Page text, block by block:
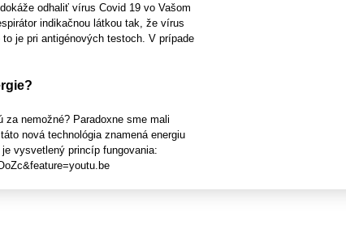
odhaliť vírus Covid 19 vo Vašom
indikačnou látkou tak, že vírus
je pri antigénových testoch. V prípade
nemožné? Paradoxne sme mali
nová technológia znamená energiu
vysvetlený princíp fungovania: